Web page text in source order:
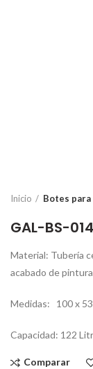
Inicio Botes para
GAL-BS-014
Material: Tubería
acabado de
Medidas: 100 x
Capacidad: 122
Comparar